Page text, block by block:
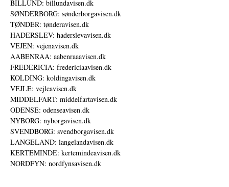
BILLUND: billundavisen.dk
SØNDERBORG: sønderborgavisen.dk
TØNDER: tønderavisen.dk
HADERSLEV: haderslevavisen.dk
VEJEN: vejenavisen.dk
AABENRAA: aabenraaavisen.dk
FREDERICIA: fredericiaavisen.dk
KOLDING: koldingavisen.dk
VEJLE: vejleavisen.dk
MIDDELFART: middelfartavisen.dk
ODENSE: odenseavisen.dk
NYBORG: nyborgavisen.dk
SVENDBORG: svendborgavisen.dk
LANGELAND: langelandavisen.dk
KERTEMINDE: kertemindeavisen.dk
NORDFYN: nordfynsavisen.dk